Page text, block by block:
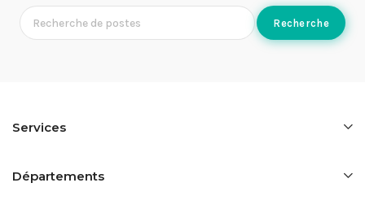
Recherche
Services
Départements